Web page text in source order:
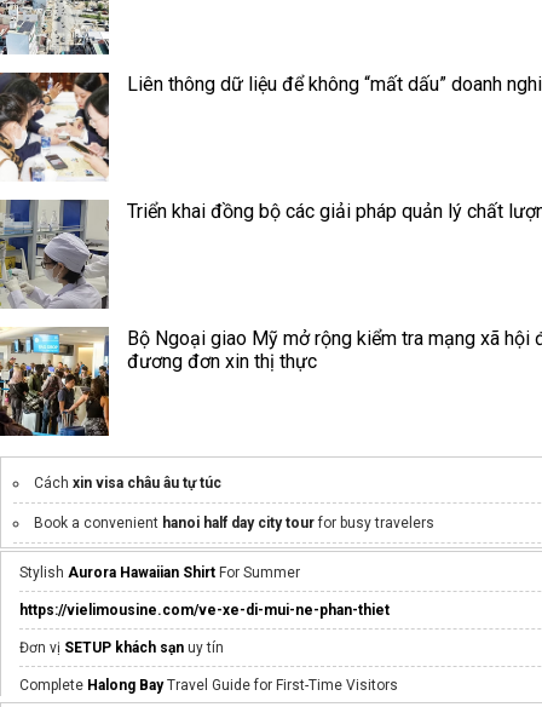
Liên thông dữ liệu để không “mất dấu” doanh
Triển khai đồng bộ các giải pháp quản lý chất
Bộ Ngoại giao Mỹ mở rộng kiểm tra mạng xã hội
đương đơn xin thị thực
Cách xin visa châu âu tự túc
Book a convenient hanoi half day city tourfor busy travelers
xe khách hào hương
Stylish Aurora Hawaiian Shirt For Summer
https://vielimousine.com/ve-xe-di-mui-ne-phan-thiet
Đơn vị SETUP khách sạn uy tín
Complete Halong BayTravel Guide for First-Time Visitors